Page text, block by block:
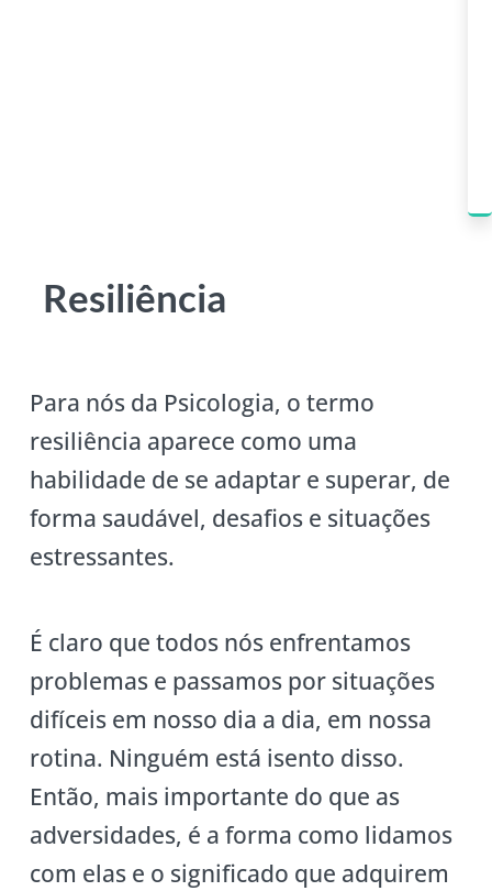
Resiliência
Para nós da Psicologia, o termo
resiliência aparece como uma
habilidade de se adaptar e superar, de
forma saudável, desafios e situações
estressantes.
É claro que todos nós enfrentamos
problemas e passamos por situações
difíceis em nosso dia a dia, em nossa
rotina. Ninguém está isento disso.
Então, mais importante do que as
adversidades, é a forma como lidamos
com elas e o significado que adquirem